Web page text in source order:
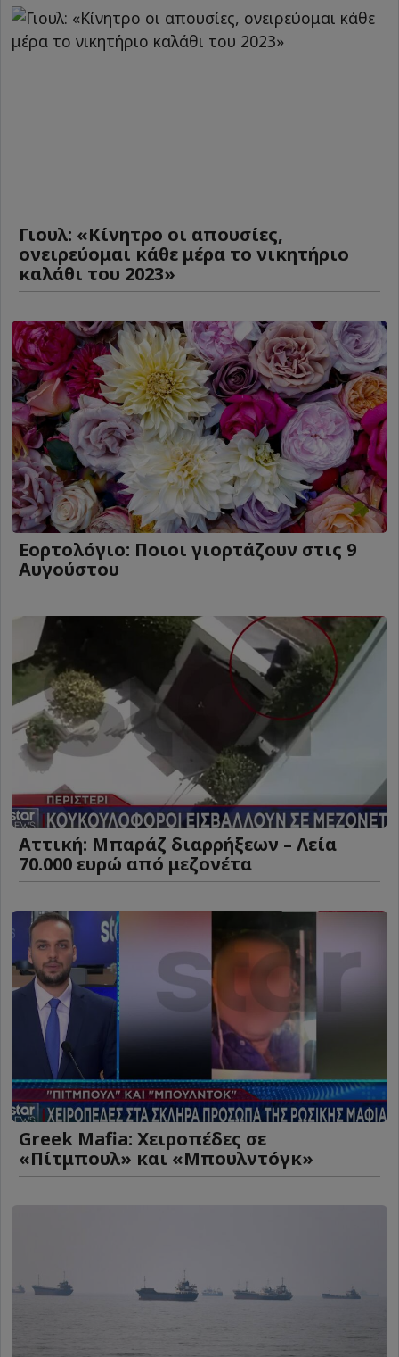
Γιουλ: «Κίνητρο οι απουσίες,
ονειρεύομαι κάθε μέρα το νικητήριο
καλάθι του 2023»
Εορτολόγιο: Ποιοι γιορτάζουν στις 9
Αυγούστου
Αττική: Μπαράζ διαρρήξεων – Λεία
70.000 ευρώ από μεζονέτα
Greek Mafia: Χειροπέδες σε
«Πίτμπουλ» και «Μπουλντόγκ»